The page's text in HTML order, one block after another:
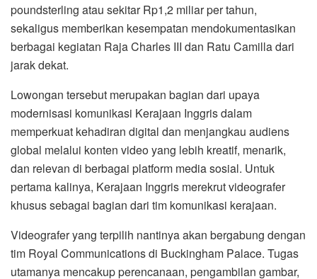
poundsterling atau sekitar Rp1,2 miliar per tahun,
sekaligus memberikan kesempatan mendokumentasikan
berbagai kegiatan Raja Charles III dan Ratu Camilla dari
jarak dekat.
Lowongan tersebut merupakan bagian dari upaya
modernisasi komunikasi Kerajaan Inggris dalam
memperkuat kehadiran digital dan menjangkau audiens
global melalui konten video yang lebih kreatif, menarik,
dan relevan di berbagai platform media sosial. Untuk
pertama kalinya, Kerajaan Inggris merekrut videografer
khusus sebagai bagian dari tim komunikasi kerajaan.
Videografer yang terpilih nantinya akan bergabung dengan
tim Royal Communications di Buckingham Palace. Tugas
utamanya mencakup perencanaan, pengambilan gambar,